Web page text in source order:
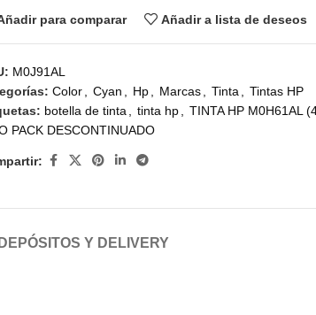
para comparar Añadir a lista de deseos
M0J91AL
Color, Cyan , Hp, Marcas, Tinta, Tintas HP
botella de tinta, tinta hp, TINTA HP M0H61AL
PACK DESCONTINUADO
DEPÓSITOS Y DELIVERY